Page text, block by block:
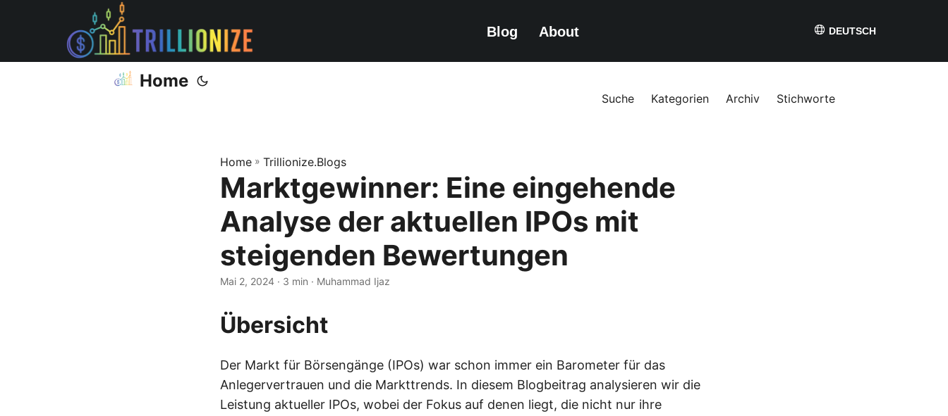
Blog About DEUTSCH
Home
Suche Kategorien Archiv Stichworte
Home » Trillionize.Blogs
Marktgewinner: Eine eingehende
Analyse der aktuellen IPOs mit
steigenden Bewertungen
Mai 2, 2024 · 3 min · Muhammad Ijaz
Übersicht
Der Markt für Börsengänge (IPOs) war schon immer ein Barometer für das
Anlegervertrauen und die Markttrends. In diesem Blogbeitrag analysieren wir die
Leistung aktueller IPOs, wobei der Fokus auf denen liegt, die nicht nur ihre